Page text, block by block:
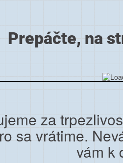
Prepáčte, na
za
sa vrátime.
vám k